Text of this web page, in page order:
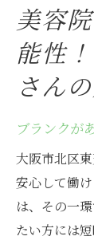
美容
能性
さん
ブランクが
大阪市北区
安心して働
は、その一
たい方には